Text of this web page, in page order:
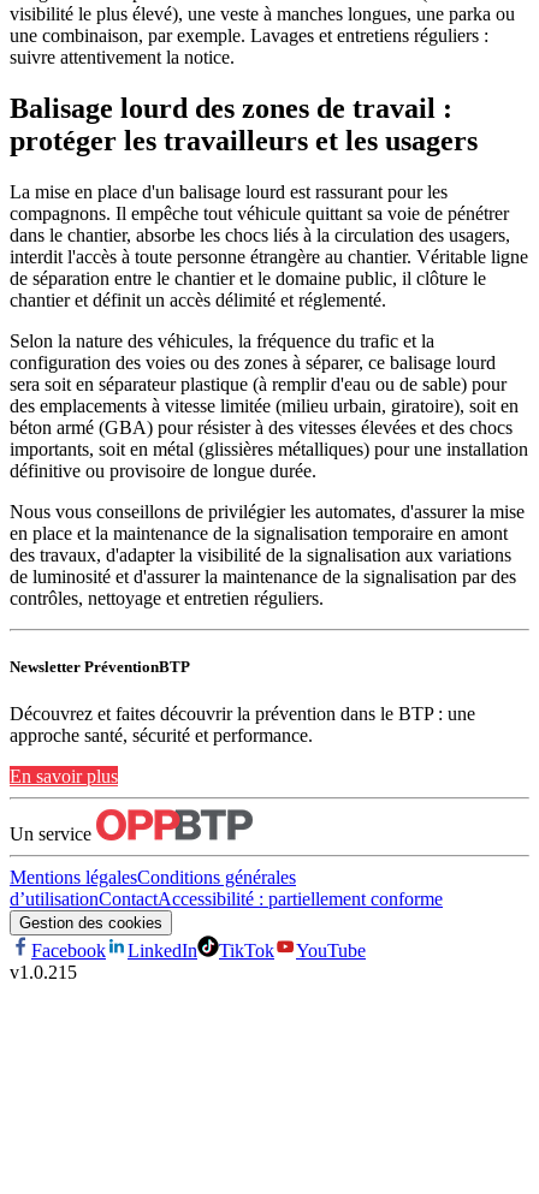
visibilité le plus élevé), une veste à manches longues, une parka ou
une combinaison, par exemple. Lavages et entretiens réguliers :
suivre attentivement la notice.
Balisage lourd des zones de travail :
protéger les travailleurs et les usagers
La mise en place d'un balisage lourd est rassurant pour les
compagnons. Il empêche tout véhicule quittant sa voie de pénétrer
dans le chantier, absorbe les chocs liés à la circulation des usagers,
interdit l'accès à toute personne étrangère au chantier. Véritable ligne
de séparation entre le chantier et le domaine public, il clôture le
chantier et définit un accès délimité et réglementé.
Selon la nature des véhicules, la fréquence du trafic et la
configuration des voies ou des zones à séparer, ce balisage lourd
sera soit en séparateur plastique (à remplir d'eau ou de sable) pour
des emplacements à vitesse limitée (milieu urbain, giratoire), soit en
béton armé (GBA) pour résister à des vitesses élevées et des chocs
importants, soit en métal (glissières métalliques) pour une installation
définitive ou provisoire de longue durée.
Nous vous conseillons de privilégier les automates, d'assurer la mise
en place et la maintenance de la signalisation temporaire en amont
des travaux, d'adapter la visibilité de la signalisation aux variations
de luminosité et d'assurer la maintenance de la signalisation par des
contrôles, nettoyage et entretien réguliers.
Newsletter PréventionBTP
Découvrez et faites découvrir la prévention dans le BTP : une
approche santé, sécurité et performance.
En savoir plus
Un service
Mentions légalesConditions générales
d’utilisationContactAccessibilité : partiellement conforme
Gestion des cookies
Facebook LinkedIn TikTok
YouTube
v1.0.215